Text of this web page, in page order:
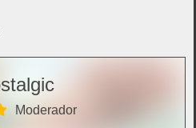
subiendo cualquier
Moderador